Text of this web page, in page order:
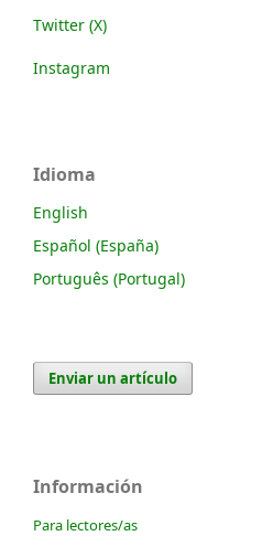
Twitter (X)
Instagram
Idioma
English
Español (España)
Português (Portugal)
Enviar un artículo
Información
Para lectores/as